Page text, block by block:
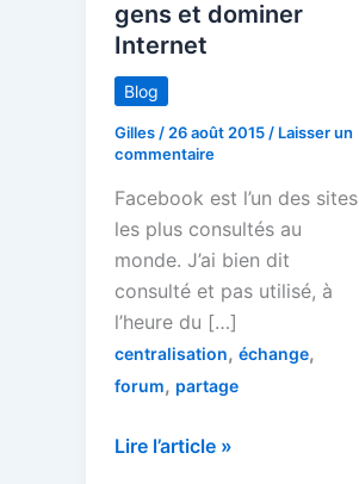
gens et dominer
Internet
Blog
Gilles / 26 août 2015 / Laisser un
commentaire
Facebook est l’un des sites
les plus consultés au
monde. J’ai bien dit
consulté et pas utilisé, à
l’heure du […]
centralisation, échange,
forum, partage
Créer
Lire l’article »